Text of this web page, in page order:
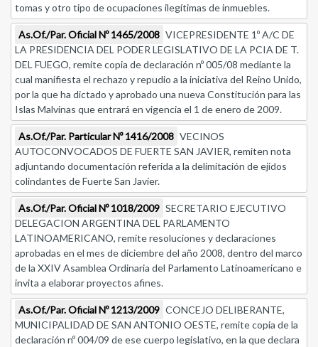
tomas y otro tipo de ocupaciones ilegítimas de inmuebles.
As.Of./Par. Oficial Nº 1465/2008 VICEPRESIDENTE 1º A/C DE
LA PRESIDENCIA DEL PODER LEGISLATIVO DE LA PCIA DE T.
DEL FUEGO, remite copia de declaración nº 005/08 mediante la
cual manifiesta el rechazo y repudio a la iniciativa del Reino Unido,
por la que ha dictado y aprobado una nueva Constitución para las
Islas Malvinas que entrará en vigencia el 1 de enero de 2009.
As.Of./Par. Particular Nº 1416/2008 VECINOS
AUTOCONVOCADOS DE FUERTE SAN JAVIER, remiten nota
adjuntando documentación referida a la delimitación de ejidos
colindantes de Fuerte San Javier.
As.Of./Par. Oficial Nº 1018/2009 SECRETARIO EJECUTIVO
DELEGACION ARGENTINA DEL PARLAMENTO
LATINOAMERICANO, remite resoluciones y declaraciones
aprobadas en el mes de diciembre del año 2008, dentro del marco
de la XXIV Asamblea Ordinaria del Parlamento Latinoamericano e
invita a elaborar proyectos afines.
As.Of./Par. Oficial Nº 1213/2009 CONCEJO DELIBERANTE,
MUNICIPALIDAD DE SAN ANTONIO OESTE, remite copia de la
declaración nº 004/09 de ese cuerpo legislativo, en la que declara